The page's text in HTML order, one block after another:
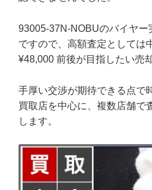
93005-37N-NOBUのバイヤ
ですので、高額査定としては
¥48,000 前後が目指したい売
手厚い交渉が期待できる点で
買取店を中心に、複数店舗で
します。